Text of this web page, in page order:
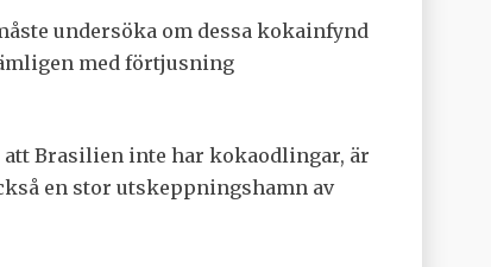
undersöka om dessa kokainfynd
med förtjusning
Brasilien inte har kokaodlingar, är
en stor utskeppningshamn av